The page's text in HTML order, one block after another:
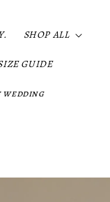
SHOP ALL
GUIDE
wedding